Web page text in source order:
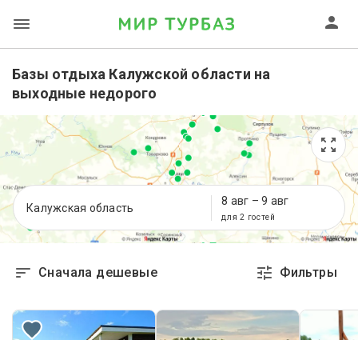
Базы отдыха Калужской области на
выходные недорого
Калужская область
8 авг – 9 авг
для 2 гостей
Сначала дешевые Фильтры